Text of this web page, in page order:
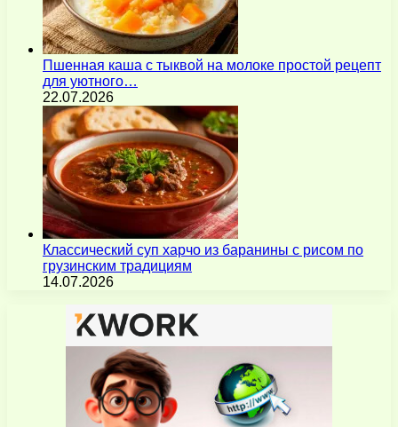
Пшенная каша с тыквой на молоке простой рецепт
для уютного…
22.07.2026
Классический суп харчо из баранины с рисом по
грузинским традициям
14.07.2026